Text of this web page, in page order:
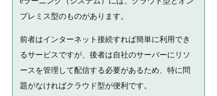
プレミス型のものがあります。
前者はインターネット接続すれば簡単に利用でき
るサービスですが、後者は自社のサーバーにリソ
ースを管理して配信する必要があるため、特に問
題がなければクラウド型が便利です。